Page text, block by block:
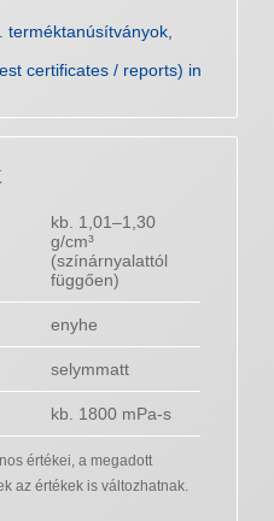
certificates / reports) in
kb. 1,01–1,30
g/cm³
(színárnyalattól
függően)
enyhe
selymmatt
kb. 1800 mPa-s
értékei, a megadott
az értékek is változhatnak.